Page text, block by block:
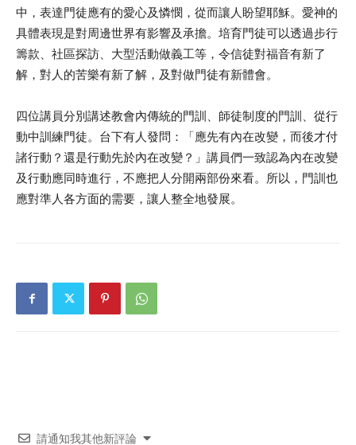
中，表達門徒應有的愛心及憐憫，從而讓人盼望耶穌。愛神的
具體表現是對周邊世界有影響及承擔。培育門徒可以透過步行
籌款、社區探訪、大型活動做義工等，令信徒對福音有新了
解，對人的苦樂有新了解，及對做門徒有新體會。
四位講員分別講述教會內傳統的門訓、師徒制度的門訓、從行
動中訓練門徒。台下有人發問：「應先有內在改變，而後才付
諸行動？還是行動先於內在改變？」講員們一致認為內在改變
及行動應同時進行，不應把人分開兩部份來看。所以，門訓也
應對準人各方面的需要，讓人整全地發展。
請通知我其他新評論